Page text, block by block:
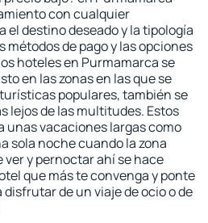
con cualquier
el destino deseado y la tipología
métodos de pago y las opciones
hoteles en Purmamarca se
en las zonas en las que se
populares, también se
lejos de las multitudes. Estos
unas vacaciones largas como
sola noche cuando la zona
y pernoctar ahí se hace
que más te convenga y ponte
de un viaje de ocio o de